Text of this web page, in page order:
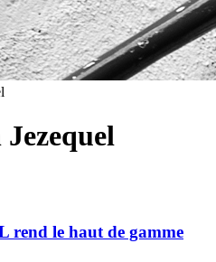
le haut de gamme